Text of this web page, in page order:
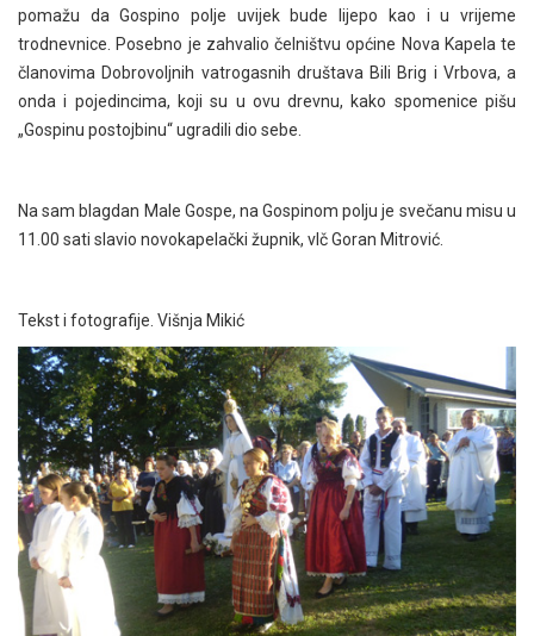
pomažu da Gospino polje uvijek bude lijepo kao i u vrijeme
trodnevnice. Posebno je zahvalio čelništvu općine Nova Kapela te
članovima Dobrovoljnih vatrogasnih društava Bili Brig i Vrbova, a
onda i pojedincima, koji su u ovu drevnu, kako spomenice pišu
„Gospinu postojbinu“ ugradili dio sebe.
Na sam blagdan Male Gospe, na Gospinom polju je svečanu misu u
11.00 sati slavio novokapelački župnik, vlč Goran Mitrović.
Tekst i fotografije. Višnja Mikić